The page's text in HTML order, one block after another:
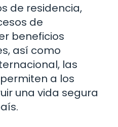
de residencia,
de
beneficios
así como
las
a los
una vida segura